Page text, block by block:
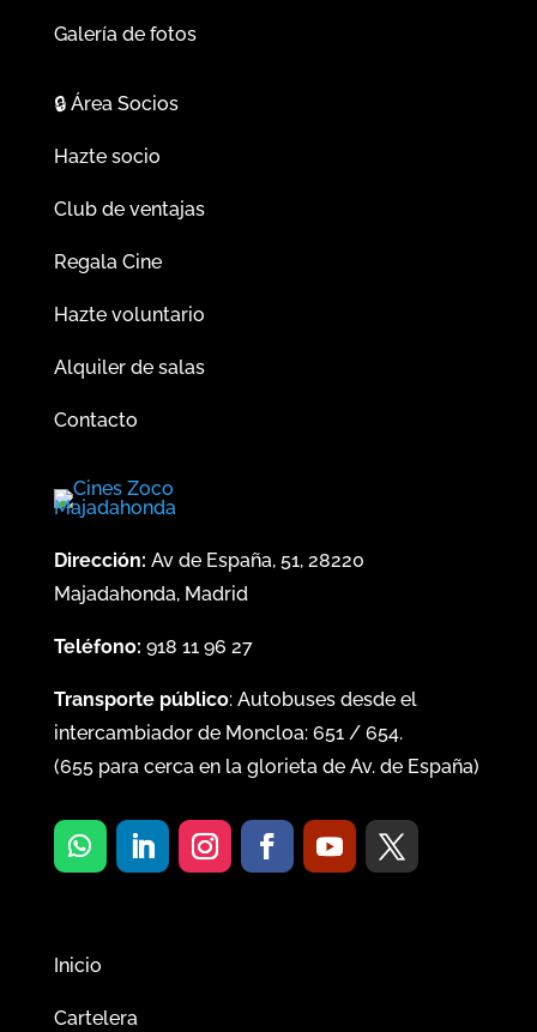
Galería de fotos
🔒Área Socios
Hazte socio
Club de ventajas
Regala Cine
Hazte voluntario
Alquiler de salas
Contacto
Dirección: Av de España, 51, 28220
Majadahonda, Madrid
Teléfono: 918 11 96 27
Transporte público: Autobuses desde el
intercambiador de Moncloa: 651/ 654.
(655para cerca en la glorieta de Av. de España)
Inicio
Cartelera